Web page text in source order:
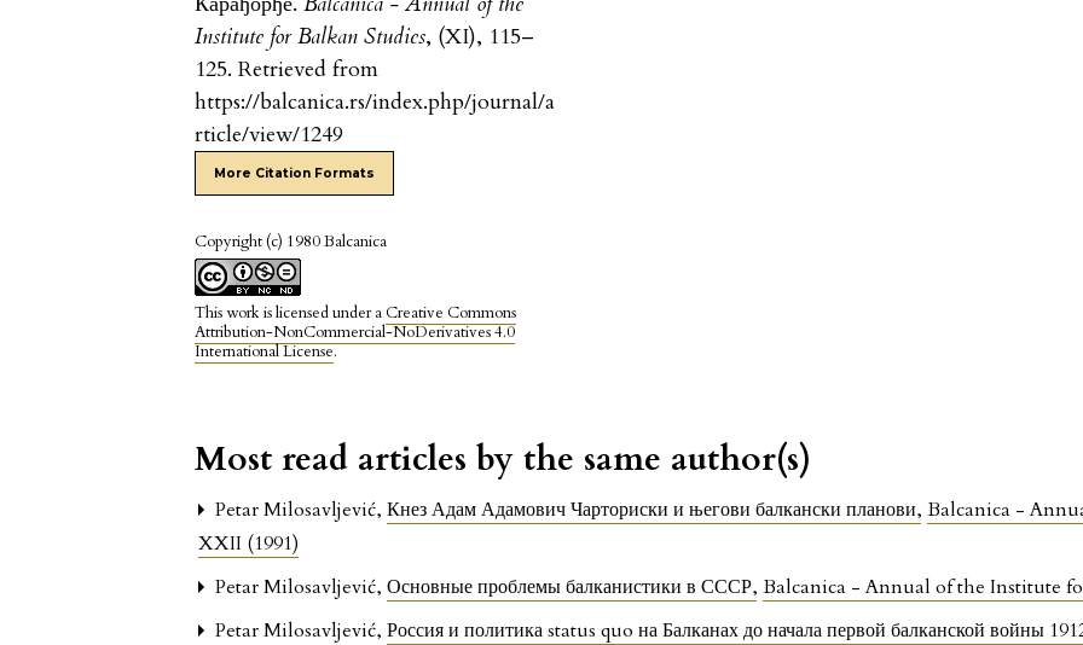
Institute for Balkan Studies, (XI), 115–
125. Retrieved from
https://balcanica.rs/index.php/journal/a
rticle/view/1249
More Citation Formats
Copyright (c) 1980 Balcanica
This work is licensed under a Creative Commons
Attribution-NonCommercial-NoDerivatives 4.0
International License.
Most read articles by the same author(s)
Petar Milosavljević,Кнез Адам Адамович Чарториски и његови балкански планови,Balcanica -
XXII (1991)
Petar Milosavljević,Основные проблемы балканистики в СССР,Balcanica - Annual of the Institute
Petar Milosavljević,Россия и политика status quo на Балканах до начала первой балканской войны